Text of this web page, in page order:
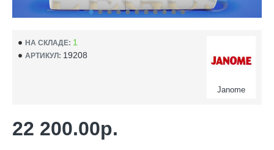
НА СКЛАДЕ: 1
АРТИКУЛ: 19208
Janome
22 200.00р.